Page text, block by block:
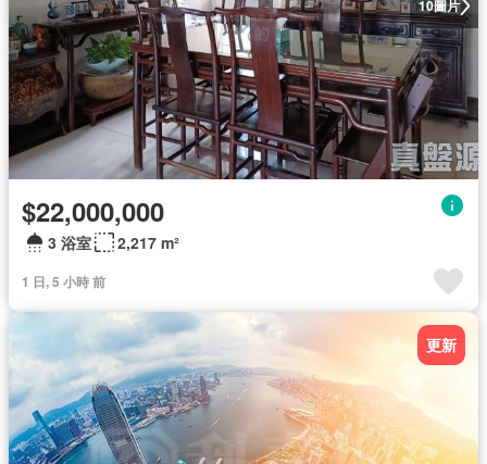
10圖片
$22,000,000
3 浴室 2,217 m²
1 日, 5 小時 前
更新